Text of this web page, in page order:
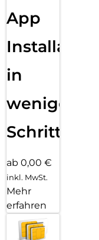
App
Installation
in
wenigen
Schritten
ab 0,00 €
inkl. MwSt.
Mehr
erfahren